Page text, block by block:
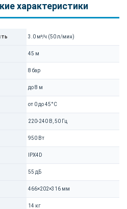
характеристики
3.0 м³/ч (50 л/мин)
45 м
8 бар
до 8 м
от 0 до 45°C
220-240 В, 50 Гц
950 Вт
IPX4D
55 дБ
466×202×316 мм
14 кг